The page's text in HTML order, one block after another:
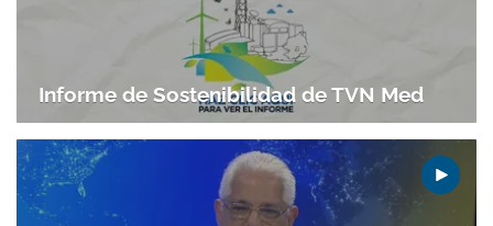
Informe de Sostenibilidad de TVN Med